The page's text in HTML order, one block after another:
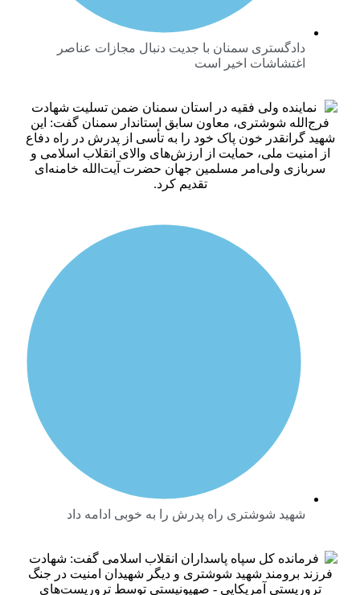
سمنان با جدیت دنبال مجازات عناصر
اخیر است
شوشتری راه پدرش را به خوبی ادامه داد